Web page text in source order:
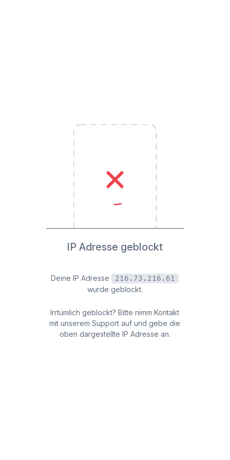
IP Adresse geblockt
Deine IP Adresse
216.73.216.61
wurde geblockt.
Irrtümlich geblockt? Bitte nimm Kontakt
mit unserem Support auf und gebe die
oben dargestellte IP Adresse an.